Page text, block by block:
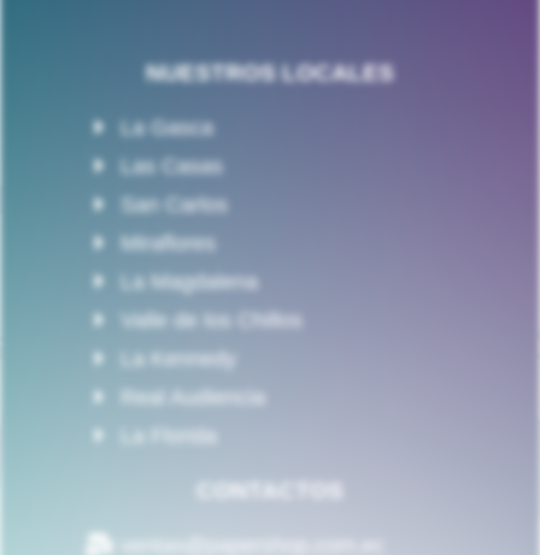
NUESTROS LOCALES
La Gasca
Las Casas
San Carlos
Miraflores
La Magdalena
Valle de los Chillos
La Kennedy
Real Audiencia
La Florida
CONTACTOS